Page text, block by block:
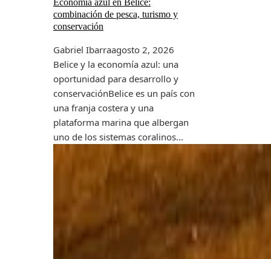
combinación de pesca, turismo y
conservación
Gabriel Ibarraagosto 2, 2026
Belice y la economía azul: una
oportunidad para desarrollo y
conservaciónBelice es un país con
una franja costera y una
plataforma marina que albergan
uno de los sistemas coralinos...